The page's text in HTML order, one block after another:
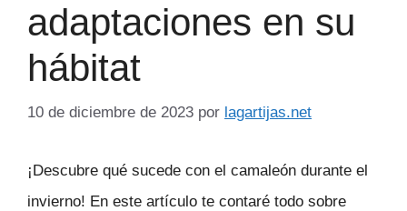
adaptaciones en su
hábitat
10 de diciembre de 2023 por lagartijas.net
¡Descubre qué sucede con el camaleón durante el
invierno! En este artículo te contaré todo sobre